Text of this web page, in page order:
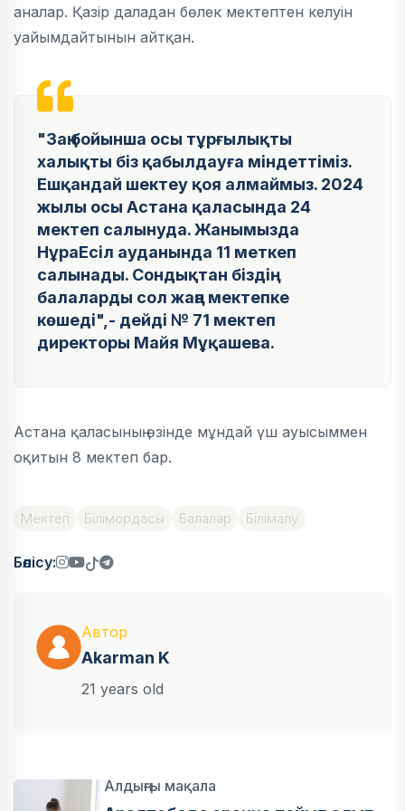
аналар. Қазір даладан бөлек мектептен келуін
уайымдайтынын айтқан.
"Заң бойынша осы тұрғылықты
халықты біз қабылдауға міндеттіміз.
Ешқандай шектеу қоя алмаймыз. 2024
жылы осы Астана қаласында 24
мектеп салынуда. Жанымызда
НұраЕсіл ауданында 11 меткеп
салынады. Сондықтан біздің
балаларды сол жаңа мектепке
көшеді",- дейді № 71 мектеп
директоры Майя Мұқашева.
Астана қаласының өзінде мұндай үш ауысыммен
оқитын 8 мектеп бар.
Мектеп Білімордасы Балалар Білімалу
Бөлісу:
Автор
Akarman K
21 years old
Алдыңғы мақала